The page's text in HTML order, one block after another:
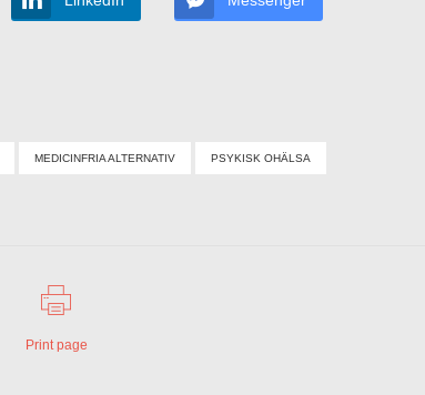
MEDICINFRIA ALTERNATIV PSYKISK OHÄLSA
Print page